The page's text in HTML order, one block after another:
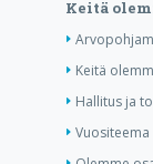
Keitä
Keitä
Hallitus ja
Vuositeema